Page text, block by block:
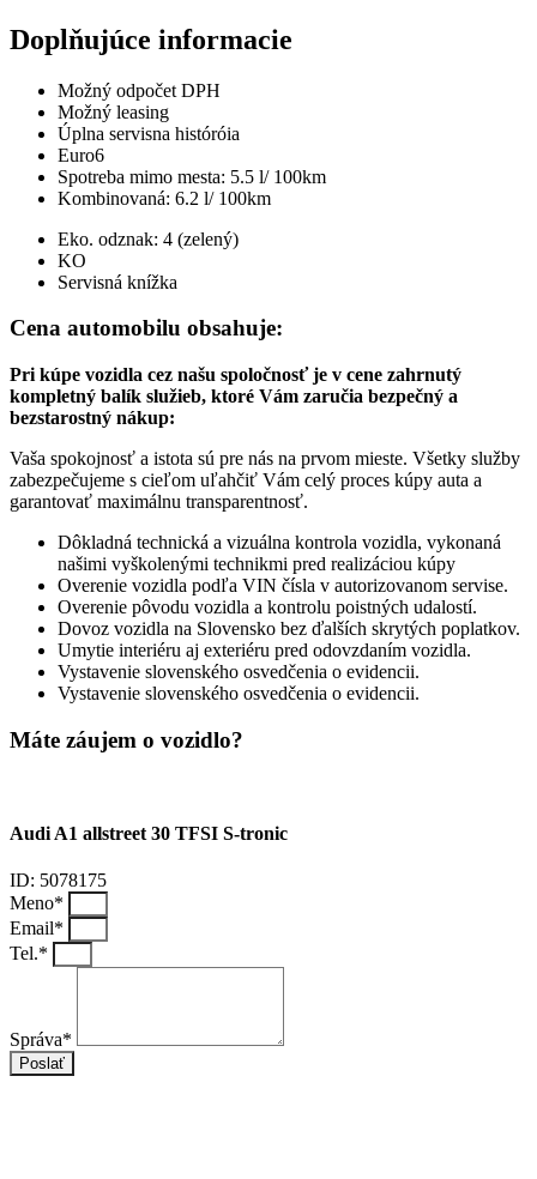
Doplňujúce informacie
Možný odpočet DPH
Možný leasing
Úplna servisna históróia
Euro6
Spotreba mimo mesta: 5.5 l/ 100km
Kombinovaná: 6.2 l/ 100km
Eko. odznak: 4 (zelený)
KO
Servisná knížka
Cena automobilu obsahuje:
Pri kúpe vozidla cez našu spoločnosť je v cene zahrnutý
kompletný balík služieb, ktoré Vám zaručia bezpečný a
bezstarostný nákup:
Vaša spokojnosť a istota sú pre nás na prvom mieste. Všetky služby
zabezpečujeme s cieľom uľahčiť Vám celý proces kúpy auta a
garantovať maximálnu transparentnosť.
Dôkladná technická a vizuálna kontrola vozidla, vykonaná
našimi vyškolenými technikmi pred realizáciou kúpy
Overenie vozidla podľa VIN čísla v autorizovanom servise.
Overenie pôvodu vozidla a kontrolu poistných udalostí.
Dovoz vozidla na Slovensko bez ďalších skrytých poplatkov.
Umytie interiéru aj exteriéru pred odovzdaním vozidla.
Vystavenie slovenského osvedčenia o evidencii.
Vystavenie slovenského osvedčenia o evidencii.
Máte záujem o vozidlo?
Audi A1 allstreet 30 TFSI S-tronic
ID: 5078175
Meno*
Email*
Tel.*
Správa*
Poslať